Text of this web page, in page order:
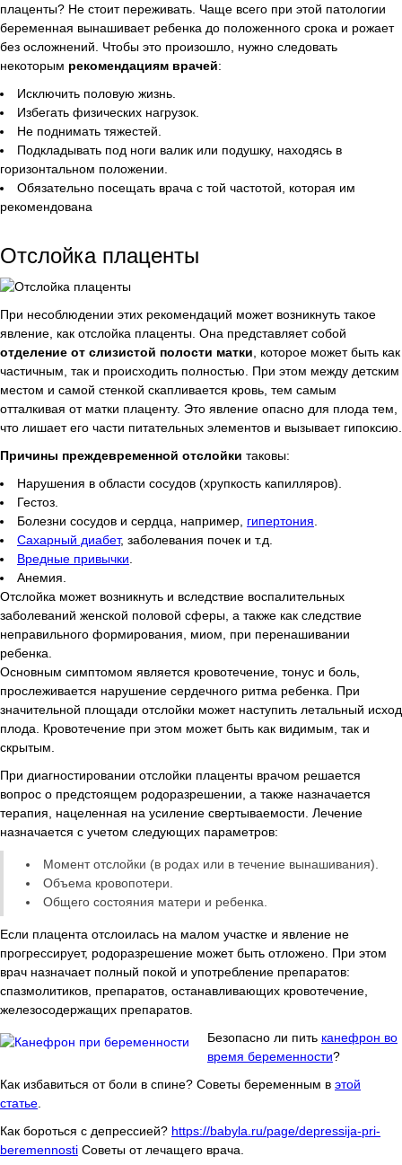
плаценты? Не стоит переживать. Чаще всего при этой патологии
беременная вынашивает ребенка до положенного срока и рожает
без осложнений. Чтобы это произошло, нужно следовать
некоторым рекомендациям врачей:
Исключить половую жизнь.
Избегать физических нагрузок.
Не поднимать тяжестей.
Подкладывать под ноги валик или подушку, находясь в
горизонтальном положении.
Обязательно посещать врача с той частотой, которая им
рекомендована
Отслойка плаценты
При несоблюдении этих рекомендаций может возникнуть такое
явление, как отслойка плаценты. Она представляет собой
отделение от слизистой полости матки , которое может быть как
частичным, так и происходить полностью. При этом между детским
местом и самой стенкой скапливается кровь, тем самым
отталкивая от матки плаценту. Это явление опасно для плода тем,
что лишает его части питательных элементов и вызывает гипоксию.
Причины преждевременной отслойки таковы:
Нарушения в области сосудов (хрупкость капилляров).
Гестоз.
Болезни сосудов и сердца, например, гипертония
Сахарный диабет, заболевания почек и т.д.
Вредные привычки
Анемия.
Отслойка может возникнуть и вследствие воспалительных
заболеваний женской половой сферы, а также как следствие
неправильного формирования, миом, при перенашивании
ребенка.
Основным симптомом является кровотечение, тонус и боль,
прослеживается нарушение сердечного ритма ребенка. При
значительной площади отслойки может наступить летальный исход
плода. Кровотечение при этом может быть как видимым, так и
скрытым.
При диагностировании отслойки плаценты врачом решается
вопрос о предстоящем родоразрешении, а также назначается
терапия, нацеленная на усиление свертываемости. Лечение
назначается с учетом следующих параметров:
Момент отслойки (в родах или в течение вынашивания).
Объема кровопотери.
Общего состояния матери и ребенка.
Если плацента отслоилась на малом участке и явление не
прогрессирует, родоразрешение может быть отложено. При этом
врач назначает полный покой и употребление препаратов:
спазмолитиков, препаратов, останавливающих кровотечение,
железосодержащих препаратов.
Безопасно ли пить канефрон во
время беременности?
Как избавиться от боли в спине? Советы беременным в этой
статье
Как бороться с депрессией? https://babyla.ru/page/depressija-pri-
beremennosti Советы от лечащего врача.